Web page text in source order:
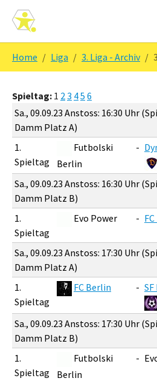
Skip to main navigation
Zum Hauptinhalt springen
Skip to page footer
Home Liga 3. Liga - Archiv
Spieltag: 1 23 45 6
Sa., 09.09.23 Anstoss: 16:30 Uhr
Damm Platz A)
1.
Spieltag
Futbolski
Berlin
-
Sa., 09.09.23 Anstoss: 16:30 Uhr
Damm Platz B)
1.
Spieltag
Evo Power -
Sa., 09.09.23 Anstoss: 17:30 Uhr
Damm Platz A)
1.
Spieltag
FC Berlin -
Sa., 09.09.23 Anstoss: 17:30 Uhr
Damm Platz B)
1.
Spieltag
Futbolski
Berlin
-